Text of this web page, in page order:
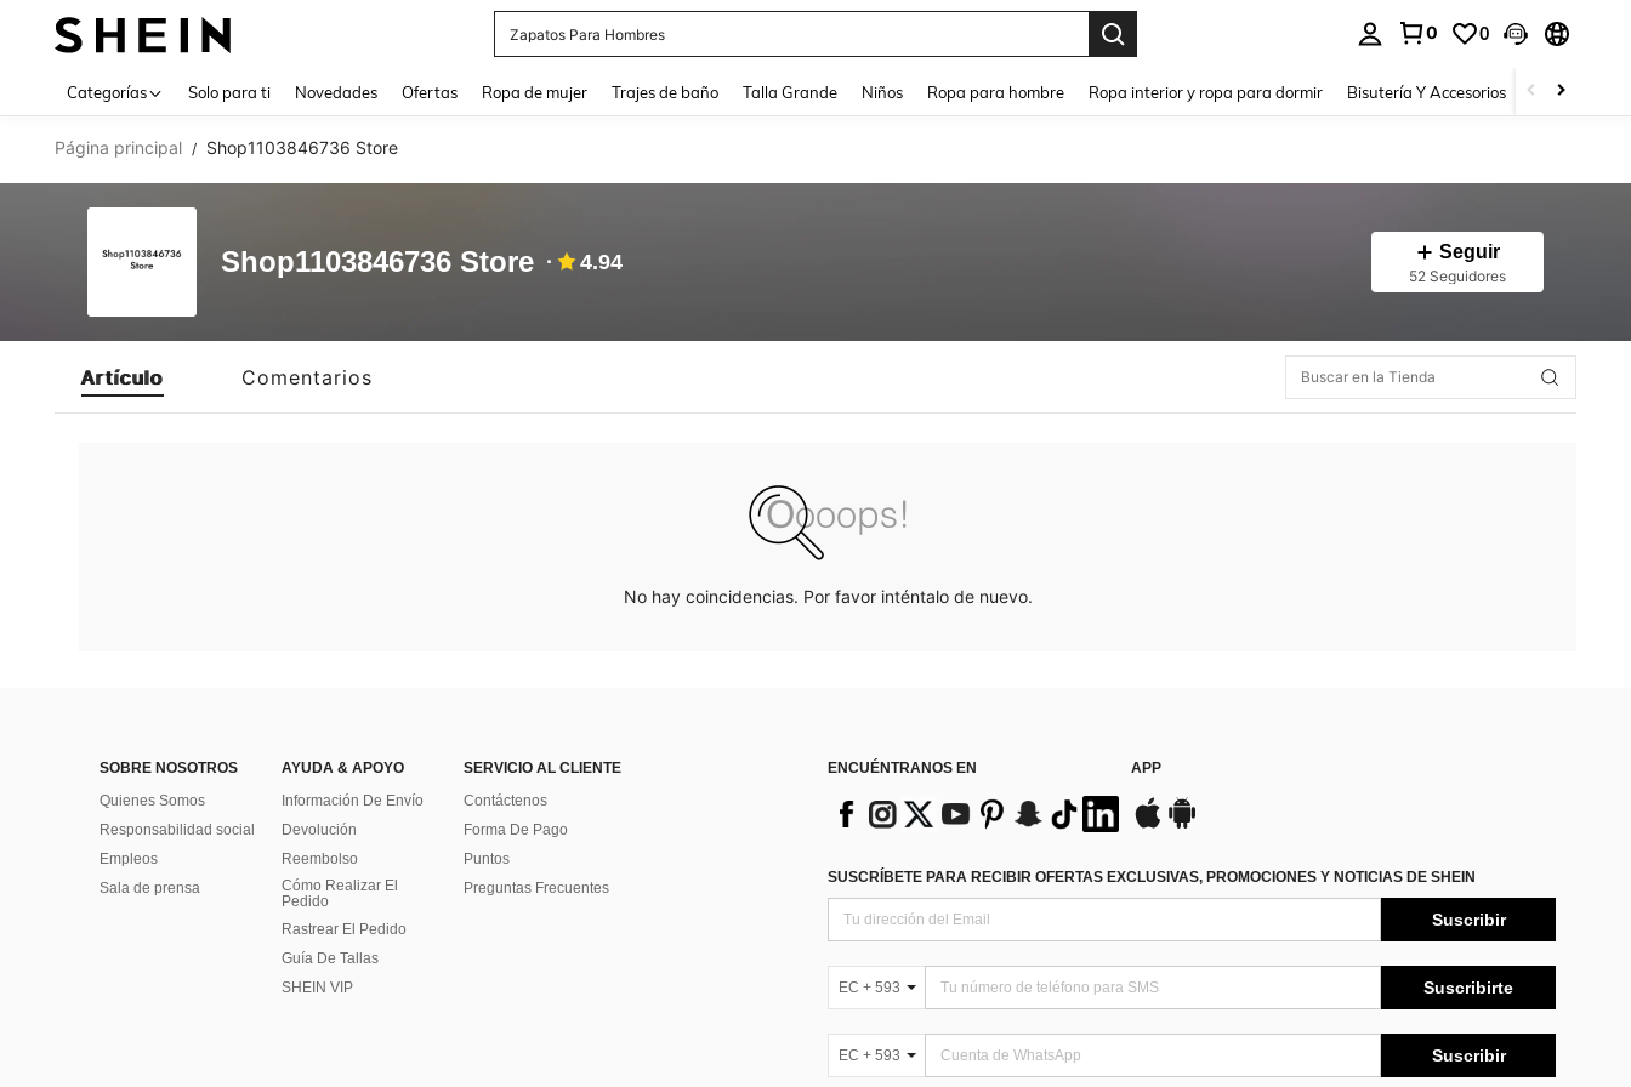
Zapatos Para Hombres
0 0
Categorías Solo para ti Novedades Ofertas Ropa de mujer Trajes de baño Talla Grande Niños Ropa para hombre Ropa interior y ropa para dormir Bisutería Y Accesorios Zapatos
Página principal / Shop1103846736 Store
Shop1103846736 Store 4.94 Seguir
52 Seguidores
Artículo Comentarios
No hay coincidencias. Por favor inténtalo de nuevo.
SOBRE NOSOTROS
Quienes Somos
Responsabilidad social
Empleos
Sala de prensa
AYUDA & APOYO
Información De Envío
Devolución
Reembolso
Cómo Realizar El
Pedido
Rastrear El Pedido
Guía De Tallas
SHEIN VIP
SERVICIO AL CLIENTE
Contáctenos
Forma De Pago
Puntos
Preguntas Frecuentes
ENCUÉNTRANOS EN APP
SUSCRÍBETE PARA RECIBIR OFERTAS EXCLUSIVAS, PROMOCIONES Y NOTICIAS DE SHEIN
Suscribir
EC + 593 Suscribirte
EC + 593 Suscribir